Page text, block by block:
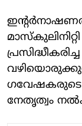
നേതൃത്വം